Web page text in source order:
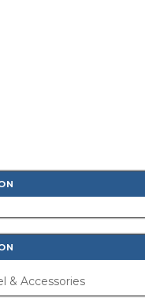
& Accessories